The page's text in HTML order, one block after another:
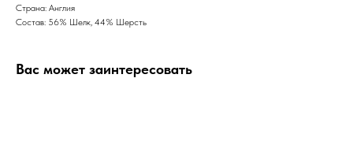
Страна: Англия
Состав: 56% Шелк, 44% Шерсть
Вас может заинтересовать